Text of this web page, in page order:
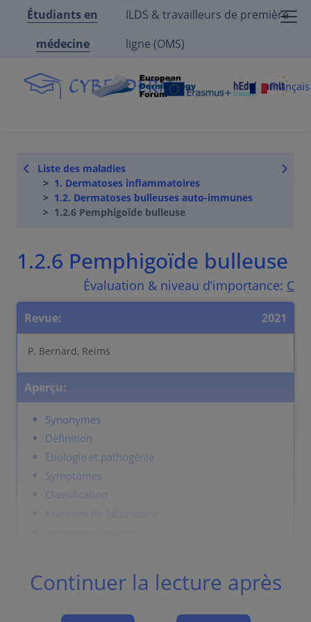
Étudiants en
médecine
ILDS & travailleurs de première
ligne (OMS)
Liste des maladies
1. Dermatoses inflammatoires
1.2. Dermatoses bulleuses auto-immunes
1.2.6 Pemphigoïde bulleuse
1.2.6 Pemphigoïde bulleuse
Évaluation & niveau d’importance: C
Revue: 2021
P. Bernard, Reims
Aperçu:
Synonymes
Définition
Étiologie et pathogénie
Symptomes
Diagnostic
Continuer la lecture après